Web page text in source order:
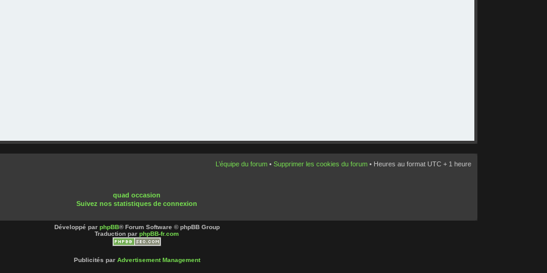
L’équipe du forum• Supprimer les cookies du forum• Heures au format UTC + 1 heure
quad occasion
Suivez nos statistiques de connexion
Développé par phpBB® Forum Software © phpBB Group
Traduction par phpBB-fr.com
Publicités par Advertisement Management